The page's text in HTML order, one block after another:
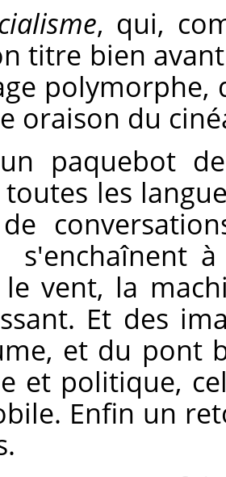
, qui,
titre bien
polymorphe,
oraison du
paquebot de
les
s'enchaînent
vent, la
Et des
et du pont
et politique,
Enfin un